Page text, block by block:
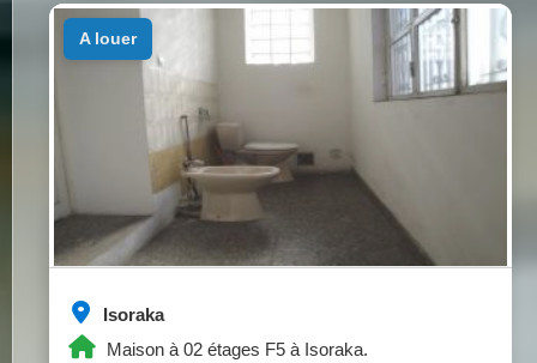
Isoraka
Maison à 02 étages F5 à Isoraka.
a louer